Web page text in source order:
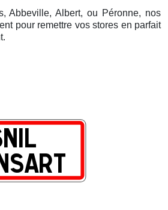
Abbeville, Albert, ou Péronne, nos
pour remettre vos stores en parfait